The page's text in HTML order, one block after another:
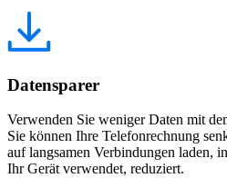
Datensparer
Verwenden Sie weniger Daten mit
Sie können Ihre Telefonrechnung
auf langsamen Verbindungen laden,
Ihr Gerät verwendet, reduziert.